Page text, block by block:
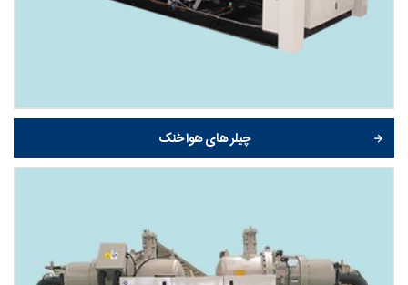
چیلر های هوا خنک